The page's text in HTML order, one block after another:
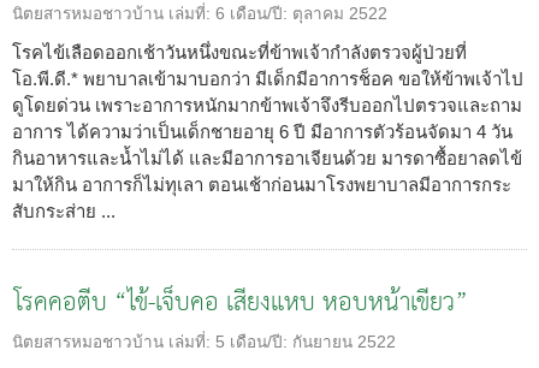
นิตยสารหมอชาวบ้าน เล่มที่: 6 เดือน/ปี: ตุลาคม 2522
โรคไข้เลือดออกเช้าวันหนึ่งขณะที่ข้าพเจ้ากำลังตรวจผู้ป่วยที่
โอ.พี.ดี.* พยาบาลเข้ามาบอกว่า มีเด็กมีอาการช็อค ขอให้ข้าพเจ้าไป
ดูโดยด่วน เพราะอาการหนักมากข้าพเจ้าจึงรีบออกไปตรวจและถาม
อาการ ได้ความว่าเป็นเด็กชายอายุ 6 ปี มีอาการตัวร้อนจัดมา 4 วัน
กินอาหารและน้ำไม่ได้ และมีอาการอาเจียนด้วย มารดาซื้อยาลดไข้
มาให้กิน อาการก็ไม่ทุเลา ตอนเช้าก่อนมาโรงพยาบาลมีอาการกระ
สับกระส่าย ...
โรคคอตีบ “ไข้-เจ็บคอ เสียงแหบ หอบหน้าเขียว”
นิตยสารหมอชาวบ้าน เล่มที่: 5 เดือน/ปี: กันยายน 2522